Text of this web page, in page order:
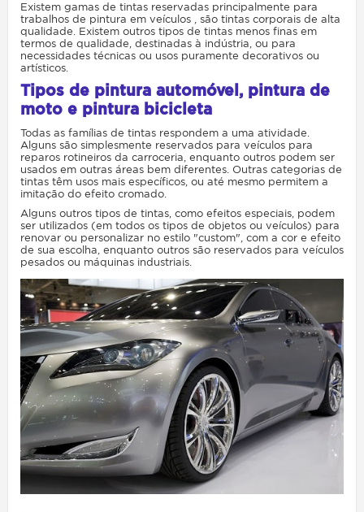
Existem gamas de tintas reservadas principalmente para
trabalhos de pintura em veículos , são tintas corporais de alta
qualidade. Existem outros tipos de tintas menos finas em
termos de qualidade, destinadas à indústria, ou para
necessidades técnicas ou usos puramente decorativos ou
artísticos.
Tipos de pintura automóvel, pintura de
moto e pintura bicicleta
Todas as famílias de tintas respondem a uma atividade.
Alguns são simplesmente reservados para veículos para
reparos rotineiros da carroceria, enquanto outros podem ser
usados ​​em outras áreas bem diferentes. Outras categorias de
tintas têm usos mais específicos, ou até mesmo permitem a
imitação do efeito cromado.
Alguns outros tipos de tintas, como efeitos especiais, podem
ser utilizados (em todos os tipos de objetos ou veículos) para
renovar ou personalizar no estilo "custom", com a cor e efeito
de sua escolha, enquanto outros são reservados para veículos
pesados ​​ou máquinas industriais.